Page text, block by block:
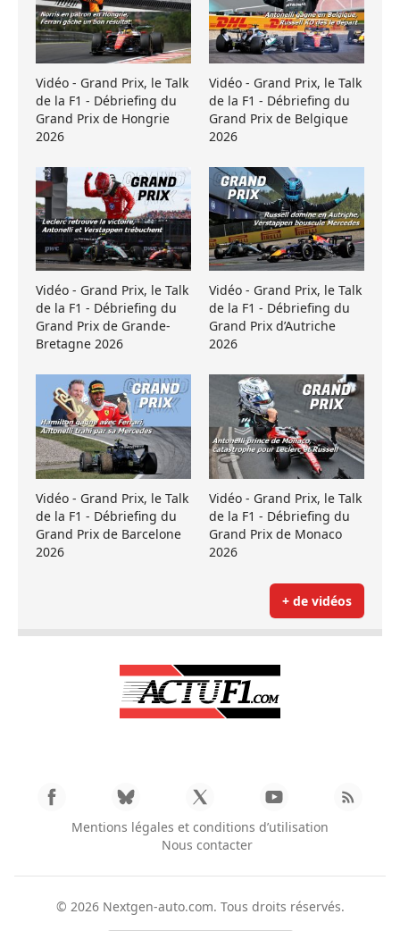
Vidéo - Grand Prix, le Talk
de la F1 - Débriefing du
Grand Prix de Hongrie
2026
Vidéo - Grand Prix, le Talk
de la F1 - Débriefing du
Grand Prix de Belgique
2026
Vidéo - Grand Prix, le Talk
de la F1 - Débriefing du
Grand Prix de Grande-
Bretagne 2026
Vidéo - Grand Prix, le Talk
de la F1 - Débriefing du
Grand Prix d’Autriche
2026
Vidéo - Grand Prix, le Talk
de la F1 - Débriefing du
Grand Prix de Barcelone
2026
Vidéo - Grand Prix, le Talk
de la F1 - Débriefing du
Grand Prix de Monaco
2026
+ de vidéos
Mentions légales et conditions d’utilisation
Nous contacter
© 2026 Nextgen-auto.com. Tous droits réservés.